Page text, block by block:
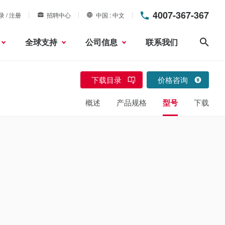
/ 注册 招聘中心 中国 中文 4007-367-367
全球支持 公司信息 联系我们
下载目录 价格咨询
概述 产品规格 型号 下载